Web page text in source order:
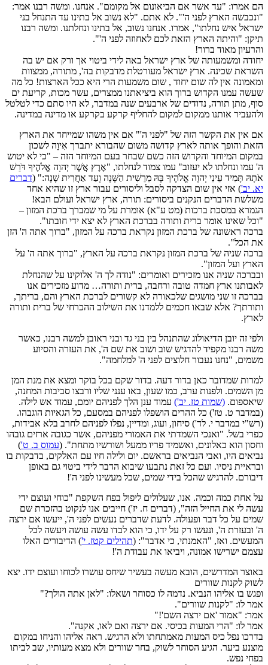
הם אמרו: "עד אשר אם הביאונום אל מקומם". אנחנו. ומשה רבנו אמר:
"ונכבשה הארץ לפני ה'". לא אתם. "לא נשוב אל בתינו עד התנחל בני
ישראל איש נחלתו", אמרו. אנחנו נשוב, אל בתינו ונחלתנו. ומשה רבנו
תיקן: "והיתה הארץ הזאת לכם לאחוזה לפני ה'".
והרעיון מאוד ברור!
יחודה ומשמעותה של ארץ ישראל באה לידי ביטוי אך ורק אם יש בה
השראת שכינה. ארץ ישראל מעורטלת מדבקות בה', מתורה, ממצוות
ומאמונה אין לה שום יחוד , שום משמעות הרי היא ככל הארצות! כל מה
שעשה עמנו הקדוש ברוך הוא ביציאתנו ממצרים, עשר מכות, קריעת ים
סוף, מתן תורה, נדודים של ארבעים שנה במדבר, לא היו סתם כדי לטלטל
ולהעביר אותנו ממקום למקום להחליף קרקע בקרקע או מדינה במדינה.
אם אין את הקשר הזה של "לפני ה'" אם אין משהו שמייחד את הארץ
הזאת והופך אותה לארץ קדושה משום שהבורא יתברך אִיוָה לשכון
במקום המיוחד והקדוש הזה כשם שבחר בעם המיוחד הזה – "כי לא יטוש
ה' עמו ונחלתו לא יעזוב" עמו צמוד לנחלתו, "אֶרֶץ אֲשֶׁר יְהוָה אֱלֹהֶיךָ דֹּרֵשׁ
אֹתָהּ תָּמִיד עֵינֵי יְהוָה אֱלֹהֶיךָ בָּהּ מֵרֵשִׁית הַשָּׁנָה וְעַד אַחֲרִית שָׁנָה:" (דברים
יא. יב') אזי אין שום הצדקה לסבל וליסורים עבור ארץ זו שהיא אחד
משלשת הדברים הנקנים ביסורים: תורה, ארץ ישראל ועולם הבא!
הגמרא במסכת ברכות (מט ע"א) אומרת על מי שמברך ברכת המזון –
"וכל שאינו אומר ברית ותורה בברכת הארץ לא יצא ידי חובתו".
ברכה ראשונה של ברכת המזון נקראת ברכה על המזון, "ברוך אתה ה' הזן
את הכל".
ברכה שניה של ברכת המזון נקראת ברכה על הארץ, "ברוך אתה ה' על
הארץ ועל המזון".
ובברכה שניה אנו מזכירים ואומרים: "נודה לך ה' אלוקינו על שהנחלת
לאבותנו ארץ חמדה טובה ורחבה, ברית ותורה… מדוע מזכירים אנו
בברכה זו שני מושגים שלכאורה לא קשורים לברכת הארץ והם, בריתך,
ותורתך? אלא שבאו חכמים ללמדנו את השילוב ההכרחי של ברית ותורה
לארץ.
ולפי זה יובן הדיאולוג שהתנהל בין בני גד ובני ראובן למשה רבנו, כאשר
משה רבנו מקפיד להדגיש שוב ושוב את שם ה', את העזרה והסיוע
משמים, "נחנו נעבור חלוצים לפני ה' למלחמה".
למרות שמדובר כאן בדור דעה. בדור שקם בכל בוקר ומצא את מנת המן
מן השמים. ולפנות ערב, כמו שעון, באו ענני שליו ורבצו סביבות המחנה,
שיאספום. (שמות טז. יב') עמוד ענן הלך לפניהם יומם, עמוד אש לילה.
(במדבר ט. טז') כל ההרים הושפלו לפניהם במסעם, כל הגאיות הוגבהו.
(רש"י במדבר י. לד') סיחון, ועוג, ומדיין, נפלו לפניהם לחרב בלא אבידות,
כפרי בשל. "ואנכי השמדתי את האמורי מפניהם, אשר כגובה ארזים גובהו
וחסון הוא כאלונים, ואשמיד פריו ממעל ושורשיו מתחת". (עמוס ב. ט')
נביאים היו, ואבי הנביאים בראשם. יום ולילה חיו עם האלקים, בדבקות בו
ובראיית ניסיו. ועם כל זאת נתבעו שיבוא הדבר לידי ביטוי גם באופן
דיבורם. להדגיש שהכל בידי שמים, שכל מעשינו לפני ה'!
על אחת כמה וכמה. אנו, שעלולים ליפול בפח השקפת "כוחי ועוצם ידי
עשה לי את החייל הזה", (דברים ח. יז') חייבים אנו לנקוט בהזכרת שם
שמים על כל דבר ופעולה. לדעת שדברים נעשים לפני ה', ייעשו אם ירצה
ה' ובעזרת ה', ונעשו רק על ידו, כי הוא לבדו עשה עושה ויעשה לכל
המעשים. ואז, "האמנתי, כי אדבר": (תהילים קטז. י') הדיבורים האלו
עצמם ישרישו אמונה, ויביאו את עבודת ה'!
באוצר המדרשים, הובא מעשה בעשיר שיחס עושרו לכוחו ועוצם ידו. יצא
לשוק לקנות שוורים
ופגש בו אליהו הנביא. נדמה לו כסוחר ושאלו: "לאן אתה הולך?"
אמר לו: "לקנות שוורים".
אמר: "אמור 'אם ירצה השם'!"
אמר לו: "הרי המעות בכיסי. אם ירצה ואם לאו, אקנה".
בדרכו נפל כיס המעות מאמתחתו ולא הרגיש. ראה אליהו והניחו במקום
מוצנע ביער. הגיע הסוחר לשוק, בחר שוורים ולא מצא מעותיו, שב לביתו
בפחי נפש.